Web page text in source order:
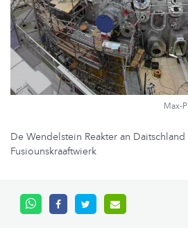
Max-
De Wendelstein Reakter an
Fusiounskraaftwierk